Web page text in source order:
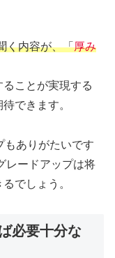
く内容が、「厚み
ことが実現する
できます。
もありがたいです
レードアップは将
でしょう。
必要十分な